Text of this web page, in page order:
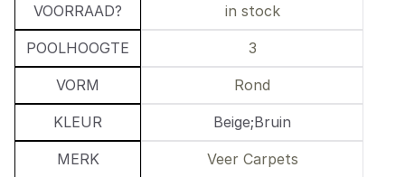
VOORRAAD? in stock
POOLHOOGTE 3
VORM Rond
KLEUR Beige;Bruin
MERK Veer Carpets